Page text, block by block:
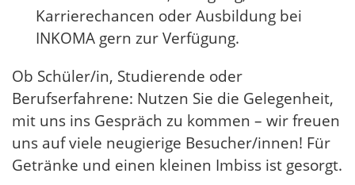
Karrierechancen oder Ausbildung bei
INKOMA gern zur Verfügung.
Ob Schüler/in, Studierende oder
Berufserfahrene: Nutzen Sie die Gelegenheit,
mit uns ins Gespräch zu kommen – wir freuen
uns auf viele neugierige Besucher/innen! Für
Getränke und einen kleinen Imbiss ist gesorgt.